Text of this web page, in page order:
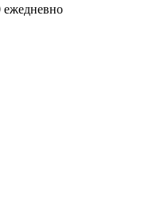
ежедневно